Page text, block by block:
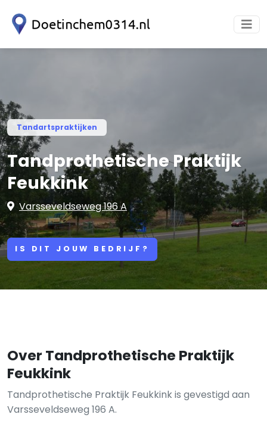
Tandartspraktijken
Tandprothetische Praktijk
Feukkink
Varsseveldseweg 196 A
IS DIT JOUW BEDRIJF?
Over Tandprothetische Praktijk
Feukkink
Tandprothetische Praktijk Feukkink is gevestigd aan
Varsseveldseweg 196 A.